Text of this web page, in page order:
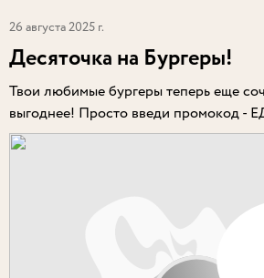
26 августа 2025 г.
Десяточка на Бургеры!
Твои любимые бургеры теперь еще
выгоднее! Просто введи промокод